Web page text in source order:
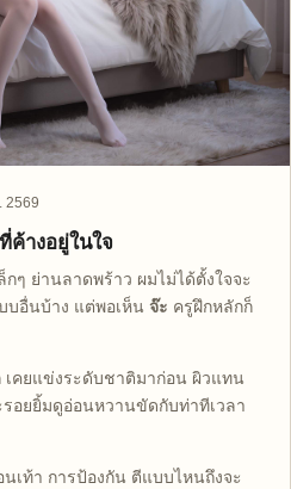
2569
ค้างอยู่ในใจ
ๆ ย่านลาดพร้าว ผมไม่ได้ตั้งใจจะ
บอื่นบ้าง แต่พอเห็น จ๊ะ ครูฝึกหลักก็
เคยแข่งระดับชาติมาก่อน ผิวแทน
อยยิ้มดูอ่อนหวานขัดกับท่าทีเวลา
เท้า การป้องกัน ตีแบบไหนถึงจะ